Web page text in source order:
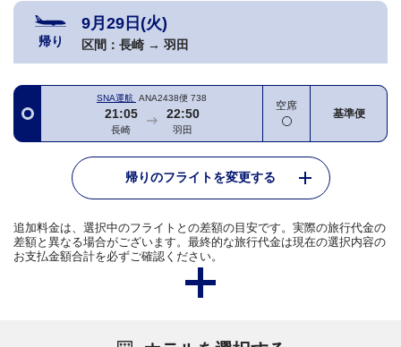
帰り
9月29日(火)
区間： 長崎 → 羽田
SNA運航 ANA2438便 738
21:05
長崎
22:50
羽田
空席
基準便
帰りのフライトを変更する
追加料金は、選択中のフライトとの差額の目安です。実際の旅行代金の
差額と異なる場合がございます。最終的な旅行代金は現在の選択内容の
お支払金額合計を必ずご確認ください。